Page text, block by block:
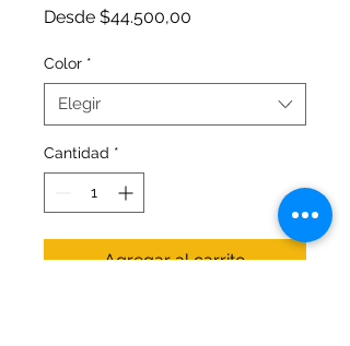
Desde $44.500,00
Color *
Elegir
Cantidad *
Agregar al carrito